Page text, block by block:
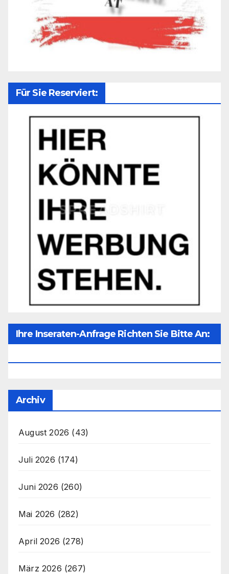
Für Sie Reserviert:
Ihre Inseraten-Anfrage Richten Sie Bitte An:
Archiv
August 2026 (43)
Juli 2026 (174)
Juni 2026 (260)
Mai 2026 (282)
April 2026 (278)
März 2026 (267)